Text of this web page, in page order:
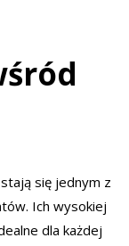
się jednym z
Ich wysokiej
dla każdej